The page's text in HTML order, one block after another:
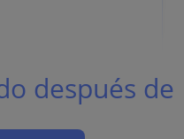
después de